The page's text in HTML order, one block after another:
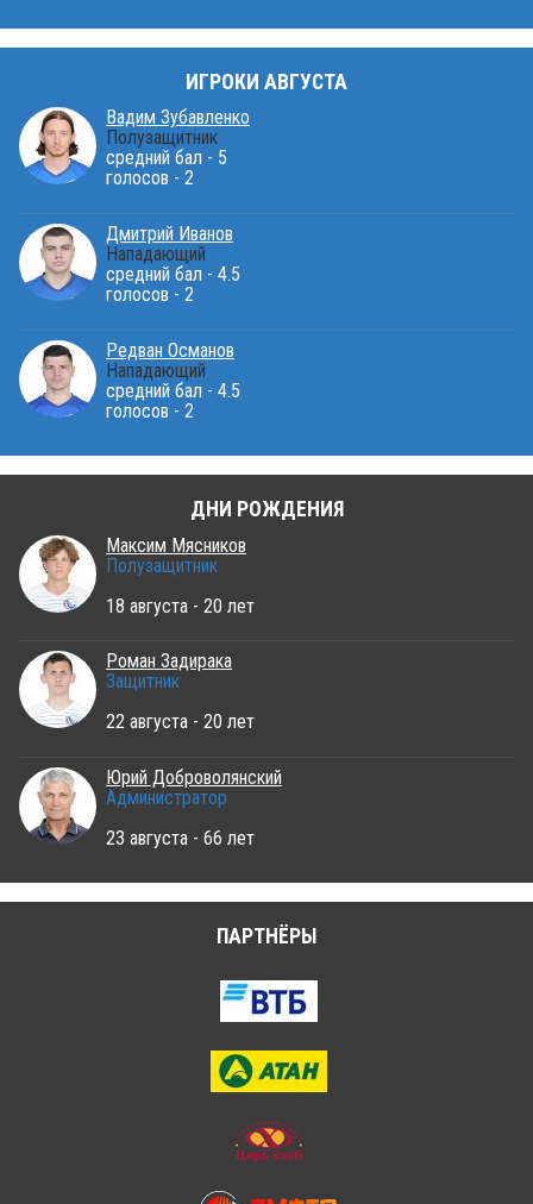
ИГРОКИ АВГУСТА
Вадим Зубавленко
Полузащитник
средний бал - 5
голосов - 2
Дмитрий Иванов
Нападающий
средний бал - 4.5
голосов - 2
Редван Османов
Нападающий
средний бал - 4.5
голосов - 2
ДНИ РОЖДЕНИЯ
Максим Мясников
Полузащитник
18 августа - 20 лет
Роман Задирака
Защитник
22 августа - 20 лет
Юрий Доброволянский
Администратор
23 августа - 66 лет
ПАРТНЁРЫ